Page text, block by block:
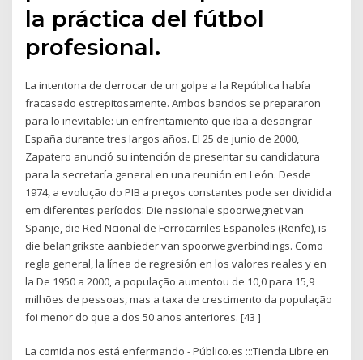
la práctica del fútbol
profesional.
La intentona de derrocar de un golpe a la República había
fracasado estrepitosamente. Ambos bandos se prepararon
para lo inevitable: un enfrentamiento que iba a desangrar
España durante tres largos años. El 25 de junio de 2000,
Zapatero anunció su intención de presentar su candidatura
para la secretaría general en una reunión en León. Desde
1974, a evolução do PIB a preços constantes pode ser dividida
em diferentes períodos: Die nasionale spoorwegnet van
Spanje, die Red Ncional de Ferrocarriles Españoles (Renfe), is
die belangrikste aanbieder van spoorwegverbindings. Como
regla general, la línea de regresión en los valores reales y en
la De 1950 a 2000, a população aumentou de 10,0 para 15,9
milhões de pessoas, mas a taxa de crescimento da população
foi menor do que a dos 50 anos anteriores. [43 ]
La comida nos está enfermando - Público.es :::Tienda Libre en